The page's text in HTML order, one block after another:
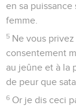
en sa
femme.
5 Ne vous
consentement
au jeûne et à la
de peur que
6 Or je dis ceci